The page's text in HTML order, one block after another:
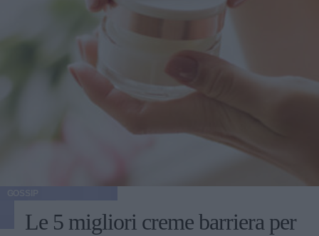
Le 5 migliori creme barriera per